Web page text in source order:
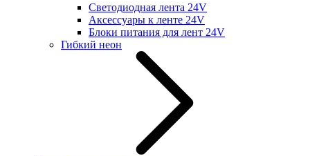
Светодиодная лента 24V
Аксессуары к ленте 24V
Блоки питания для лент 24V
Гибкий неон